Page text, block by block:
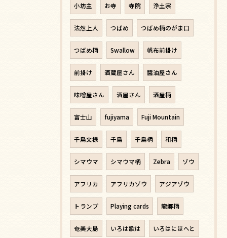
小坊主 お寺 寺院 浄土宗
法然上人 つばめ つばめ柄のがま口
つばめ柄 Swallow 帆布前掛け
前掛け 酒蔵屋さん 醬油屋さん
味噌屋さん 酒屋さん 酒屋柄
富士山 fujiyama Fuji Mountain
千鳥文様 千鳥 千鳥柄 和柄
シマウマ シマウマ柄 Zebra ゾウ
アフリカ アフリカゾウ アジアゾウ
トランプ Playing cards 龍郷柄
奄美大島 いろは歌は いろはにほへと